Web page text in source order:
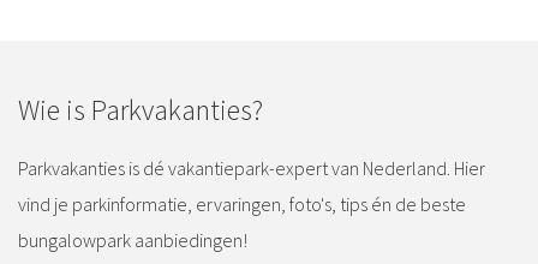
Wie is Parkvakanties?
Parkvakanties is dé vakantiepark-expert van Nederland. Hier
vind je parkinformatie, ervaringen, foto's, tips én de beste
bungalowpark aanbiedingen!